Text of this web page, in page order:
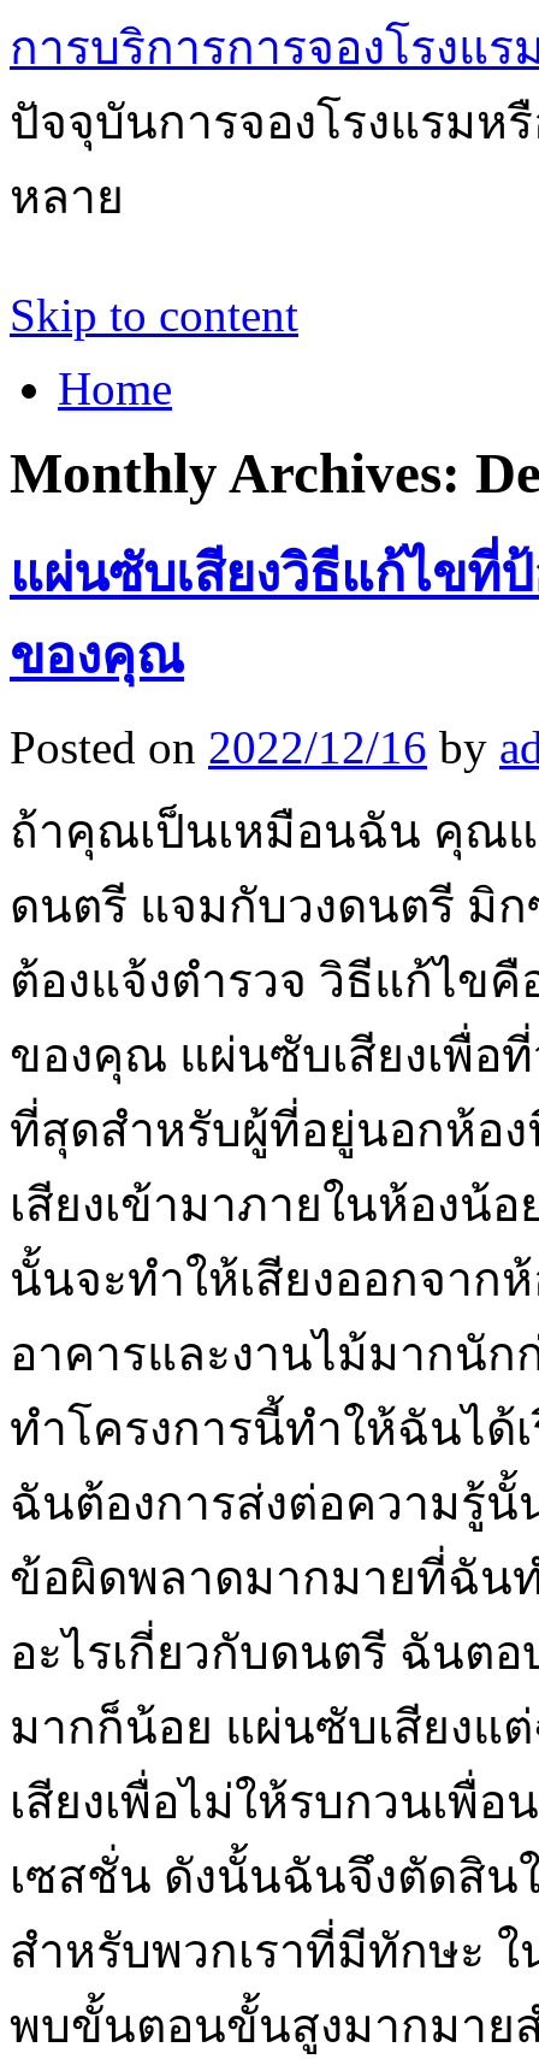
การบริการการจองโรงแ
ปัจจุบันการจองโรงแรมห
หลาย
Skip to content
Home
Monthly Archives:
แผ่นซับเสียงวิธีแก้ไขที่
ของคุณ
Posted on 2022/12/16 by
ถ้าคุณเป็นเหมือนฉัน คุณ
ดนตรี แจมกับวงดนตรี มิก
ต้องแจ้งตำรวจ วิธีแก้ไข
ของคุณ แผ่นซับเสียงเพื่อที่
ที่สุดสำหรับผู้ที่อยู่นอกห้อง
เสียงเข้ามาภายในห้องน้
นั้นจะทำให้เสียงออกจาก
อาคารและงานไม้มากนัก
ทำโครงการนี้ทำให้ฉันได้
ฉันต้องการส่งต่อความรู้
ข้อผิดพลาดมากมายที่ฉัน
อะไรเกี่ยวกับดนตรี ฉันต
มากก็น้อย แผ่นซับเสียงแ
เสียงเพื่อไม่ให้รบกวนเ
เซสชั่น ดังนั้นฉันจึงตัดสิน
สำหรับพวกเราที่มีทักษะ
พบขั้นตอนขั้นสูงมากมาย